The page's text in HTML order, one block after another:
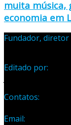
muita música,
economia em
Fundador,
Editado por:
Contatos:
Email: